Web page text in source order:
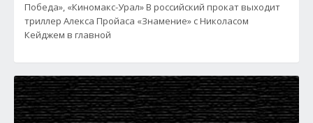
Победа», «Киномакс-Урал» В российский прокат выходит
триллер Алекса Пройаса «Знамение» с Николасом
Кейджем в главной